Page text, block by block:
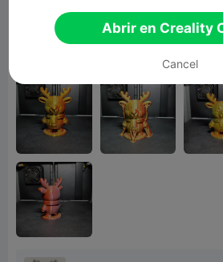
На K1C печатался 2:14
Под ëлкой на НГ самый
Abrir en Creality
Cancel